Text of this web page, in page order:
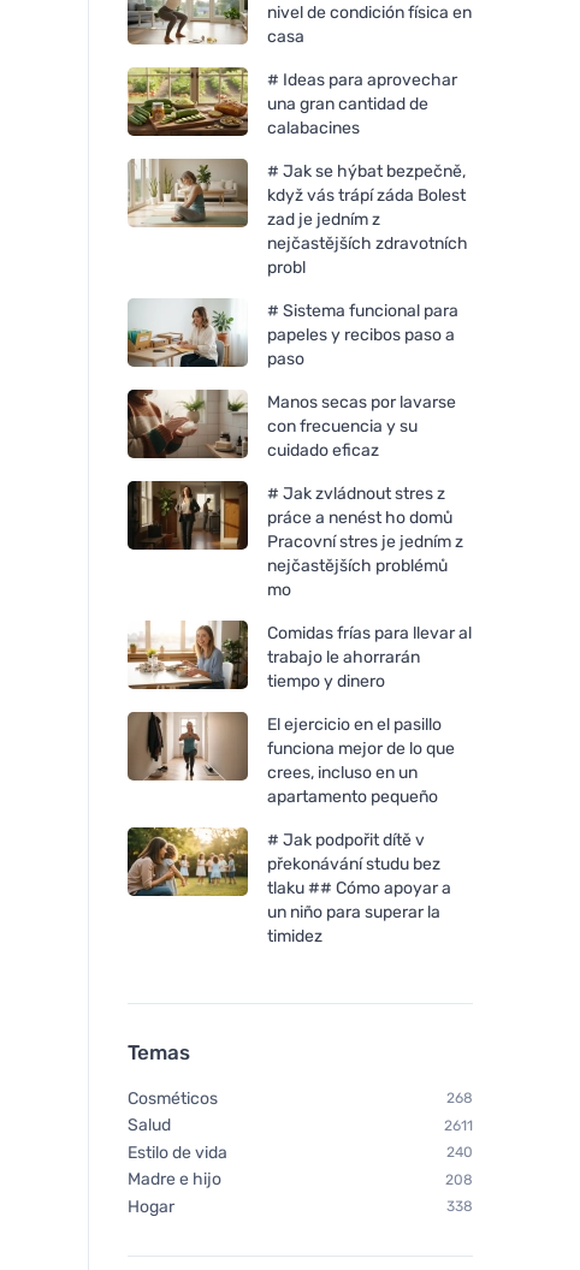
nivel de condición física en
casa
# Ideas para aprovechar
una gran cantidad de
calabacines
# Jak se hýbat bezpečně,
když vás trápí záda Bolest
zad je jedním z
nejčastějších zdravotních
probl
# Sistema funcional para
papeles y recibos paso a
paso
Manos secas por lavarse
con frecuencia y su
cuidado eficaz
# Jak zvládnout stres z
práce a nenést ho domů
Pracovní stres je jedním z
nejčastějších problémů
mo
Comidas frías para llevar al
trabajo le ahorrarán
tiempo y dinero
El ejercicio en el pasillo
funciona mejor de lo que
crees, incluso en un
apartamento pequeño
# Jak podpořit dítě v
překonávání studu bez
tlaku ## Cómo apoyar a
un niño para superar la
timidez
Temas
Cosméticos 268
Salud 2611
Estilo de vida 240
Madre e hijo 208
Hogar 338